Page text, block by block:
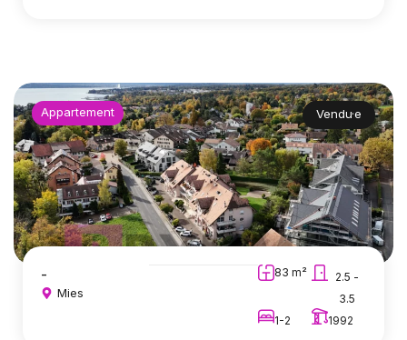
Appartement Vendu·e
-
Mies
83 m²
2.5 -
3.5
1-2
1992